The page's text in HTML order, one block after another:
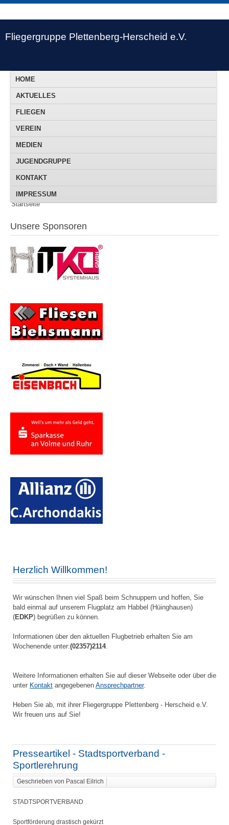
Fliegergruppe Plettenberg-Herscheid e.V.
HOME
AKTUELLES
FLIEGEN
VEREIN
MEDIEN
JUGENDGRUPPE
KONTAKT
IMPRESSUM
Startseite
Unsere Sponsoren
Herzlich Willkommen!
Wir wünschen Ihnen viel Spaß beim Schnuppern und hoffen, Sie
bald einmal auf unserem Flugplatz am Habbel (Hüinghausen)
(EDKP) begrüßen zu können.
Informationen über den aktuellen Flugbetrieb erhalten Sie am
Wochenende unter:(02357)2114.
Weitere Informationen erhalten Sie auf dieser Webseite oder über die
unter Kontakt angegebenen Ansprechpartner.
Heben Sie ab, mit ihrer Fliegergruppe Plettenberg - Herscheid e.V.
Wir freuen uns auf Sie!
Presseartikel - Stadtsportverband -
Sportlerehrung
Geschrieben von Pascal Eilrich
STADTSPORTVERBAND
Sportförderung drastisch gekürzt